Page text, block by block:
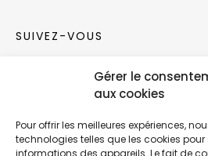
Gérer le
aux cookies
Pour offrir les meilleures expériences,
technologies telles que les cookies
informations des appareils. Le fait de
SUIVEZ-VOUS
Rejoignez notre communauté sur
Nouvelles collections, vie de